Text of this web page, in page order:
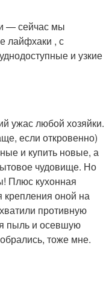
— сейчас мы
лайфхаки , с
и узкие
ужас любой хозяйки.
если откровенно)
и купить новые, а
чудовище. Но
Плюс кухонная
крепления оной на
противную
пыль и осевшую
тоже мне.